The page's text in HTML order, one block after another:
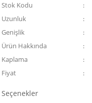
Stok Kodu
Uzunluk
Genişlik
Ürün Hakkında
Kaplama
Fiyat
Seçenekler